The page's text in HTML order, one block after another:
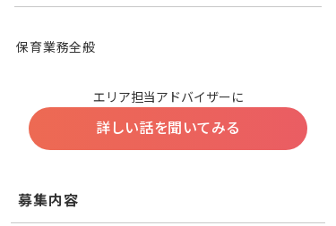
保育業務全般
エリア担当アドバイザーに
詳しい話を聞いてみる
募集内容